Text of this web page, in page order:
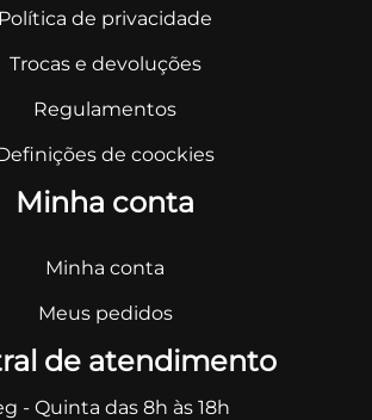
Política de privacidade
Trocas e devoluções
Regulamentos
de coockies
Minha conta
Minha conta
Meus pedidos
de atendimento
- Quinta das 8h às 18h